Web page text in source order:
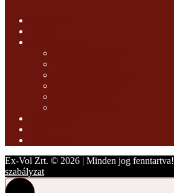
Ex-Vol Zrt. © 2026 | Minden jog fenntartva!
szabályzat